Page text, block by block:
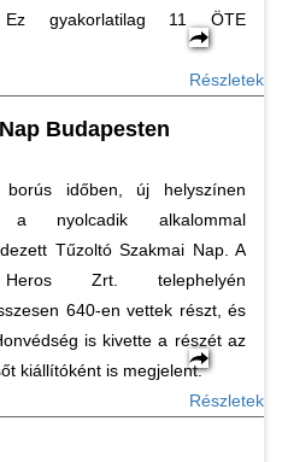
gyakorlatilag 11 ÖTE
Részletek
Budapesten
borús időben, új helyszínen
a nyolcadik alkalommal
Tűzoltó Szakmai Nap. A
Zrt. telephelyén
640-en vettek részt, és
is kivette a részét az
kiállítóként is megjelent.
Részletek